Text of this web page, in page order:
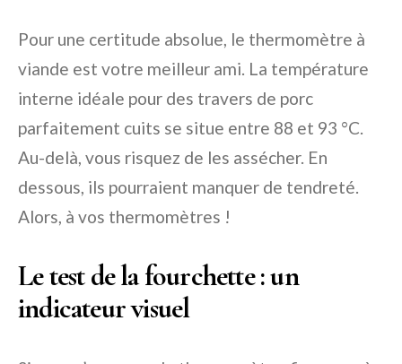
Pour une certitude absolue, le thermomètre à
viande est votre meilleur ami. La température
interne idéale pour des travers de porc
parfaitement cuits se situe entre 88 et 93 °C.
Au-delà, vous risquez de les assécher. En
dessous, ils pourraient manquer de tendreté.
Alors, à vos thermomètres !
Le test de la fourchette : un
indicateur visuel